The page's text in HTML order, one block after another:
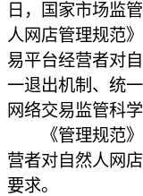
日，国家市场监
人网店管理规范
易平台经营者对
一退出机制、统
网络交易监管科
《管理规范》
营者对自然人网
要求。